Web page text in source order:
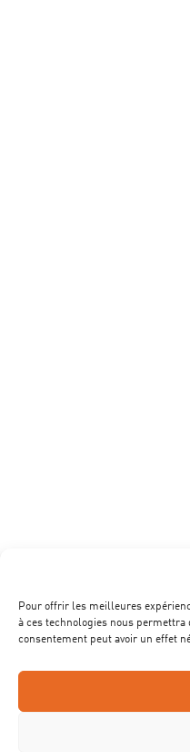
Pour offrir les meilleures
à ces technologies nous
consentement peut avoir un effet